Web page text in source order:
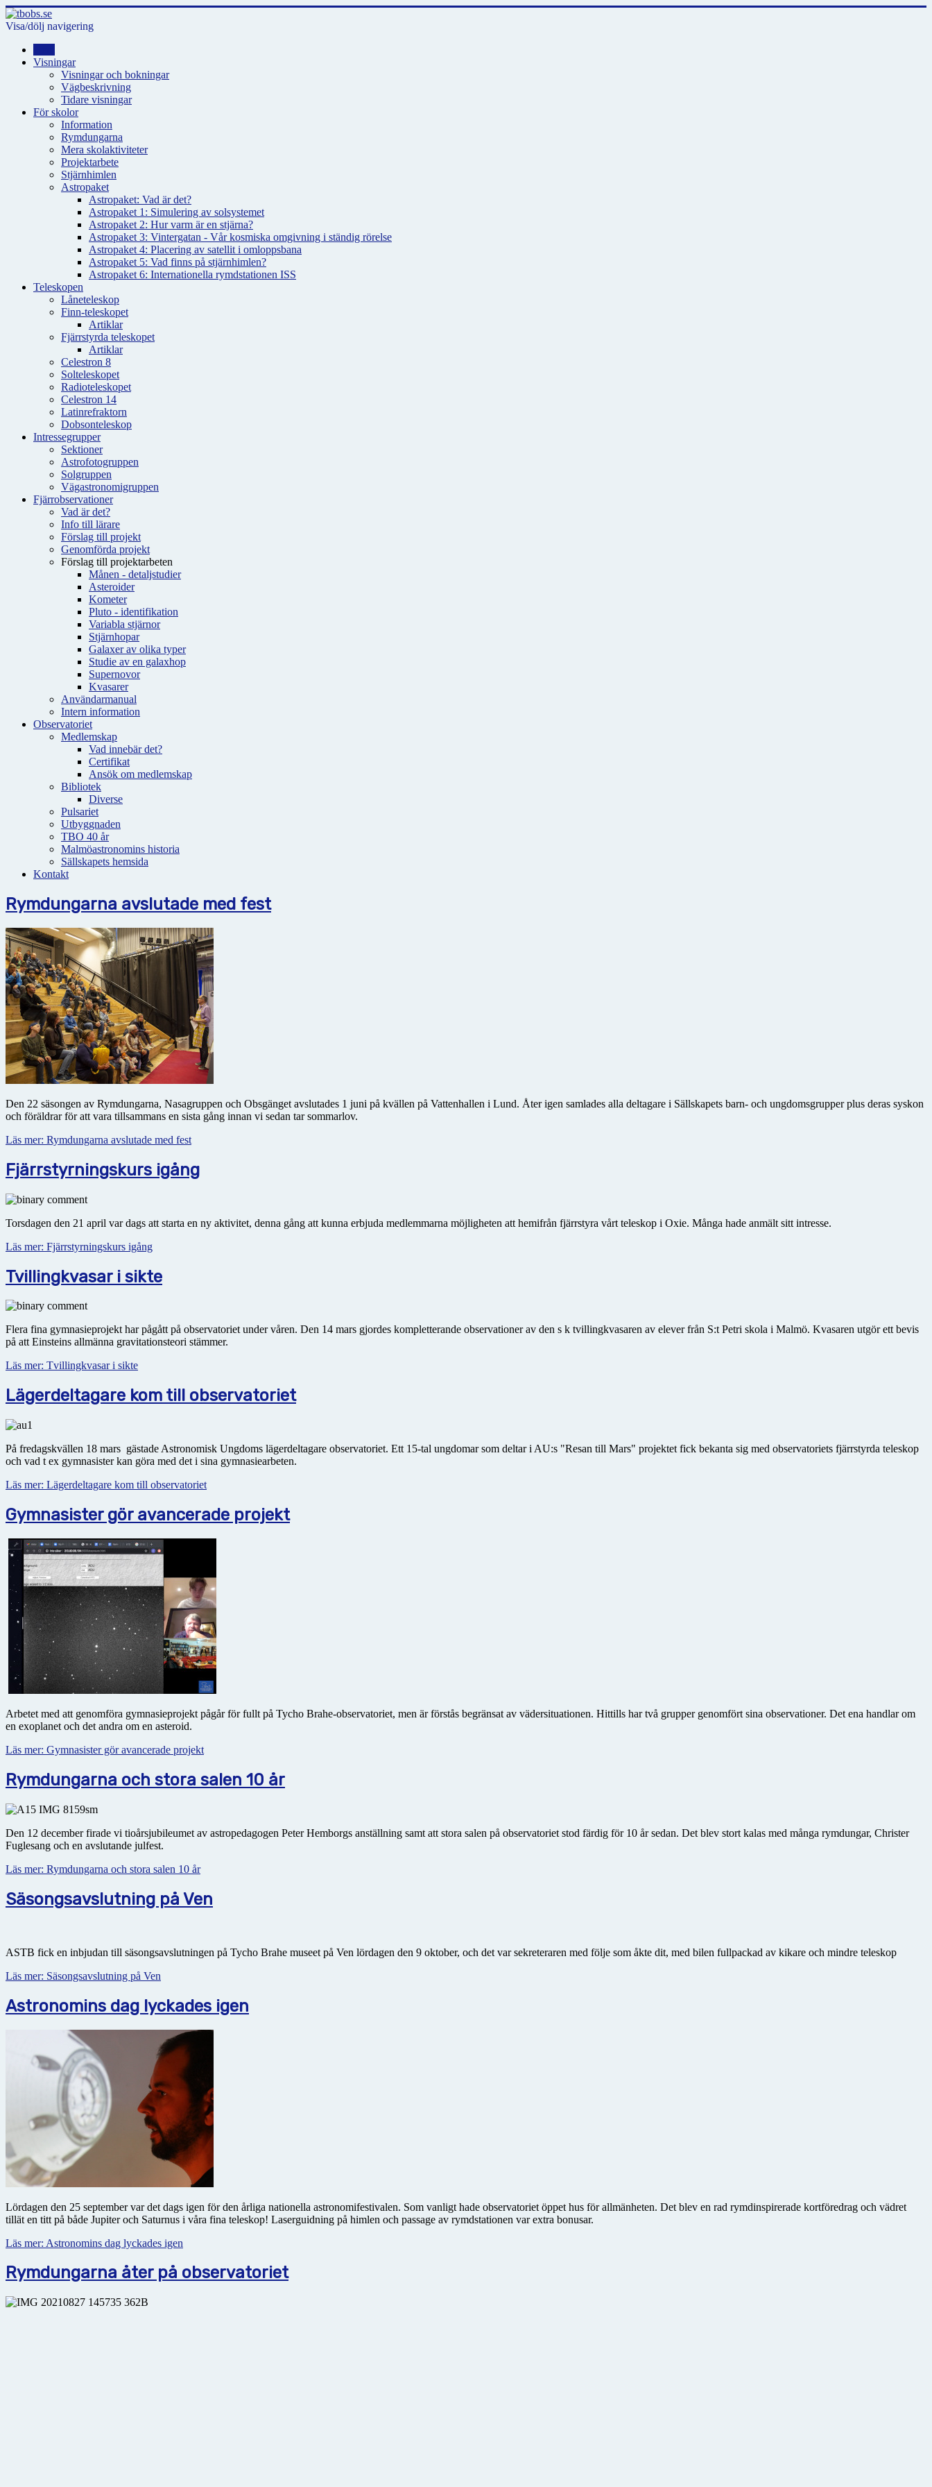
Visa/dölj navigering
Visningar
Visningar och bokningar
Vägbeskrivning
Tidare visningar
För skolor
Information
Rymdungarna
Mera skolaktiviteter
Projektarbete
Stjärnhimlen
Astropaket
Astropaket: Vad är det?
Astropaket 1: Simulering av solsystemet
Astropaket 2: Hur varm är en stjärna?
Astropaket 3: Vintergatan - Vår kosmiska omgivning i ständig rörelse
Astropaket 4: Placering av satellit i omloppsbana
Astropaket 5: Vad finns på stjärnhimlen?
Astropaket 6: Internationella rymdstationen ISS
Teleskopen
Låneteleskop
Finn-teleskopet
Artiklar
Fjärrstyrda teleskopet
Artiklar
Celestron 8
Solteleskopet
Radioteleskopet
Celestron 14
Latinrefraktorn
Dobsonteleskop
Intressegrupper
Sektioner
Astrofotogruppen
Solgruppen
Vägastronomigruppen
Fjärrobservationer
Vad är det?
Info till lärare
Förslag till projekt
Genomförda projekt
Förslag till projektarbeten
Månen - detaljstudier
Asteroider
Kometer
Pluto - identifikation
Variabla stjärnor
Stjärnhopar
Galaxer av olika typer
Studie av en galaxhop
Supernovor
Kvasarer
Användarmanual
Intern information
Observatoriet
Medlemskap
Vad innebär det?
Certifikat
Ansök om medlemskap
Bibliotek
Diverse
Pulsariet
Utbyggnaden
TBO 40 år
Malmöastronomins historia
Sällskapets hemsida
Kontakt
Rymdungarna avslutade med fest
Den 22 säsongen av Rymdungarna, Nasagruppen och Obsgänget avslutades 1 juni på kvällen på Vattenhallen i Lund. Åter igen samlades alla deltagare i Sällskapets barn- och ungdomsgrupper plus deras syskon
och föräldrar för att vara tillsammans en sista gång innan vi sedan tar sommarlov.
Läs mer: Rymdungarna avslutade med fest
Fjärrstyrningskurs igång
Torsdagen den 21 april var dags att starta en ny aktivitet, denna gång att kunna erbjuda medlemmarna möjligheten att hemifrån fjärrstyra vårt teleskop i Oxie. Många hade anmält sitt intresse.
Läs mer: Fjärrstyrningskurs igång
Tvillingkvasar i sikte
Flera fina gymnasieprojekt har pågått på observatoriet under våren. Den 14 mars gjordes kompletterande observationer av den s k tvillingkvasaren av elever från S:t Petri skola i Malmö. Kvasaren utgör ett bevis
på att Einsteins allmänna gravitationsteori stämmer.
Läs mer: Tvillingkvasar i sikte
Lägerdeltagare kom till observatoriet
På fredagskvällen 18 mars gästade Astronomisk Ungdoms lägerdeltagare observatoriet. Ett 15-tal ungdomar som deltar i AU:s "Resan till Mars" projektet fick bekanta sig med observatoriets fjärrstyrda teleskop
och vad t ex gymnasister kan göra med det i sina gymnasiearbeten.
Läs mer: Lägerdeltagare kom till observatoriet
Gymnasister gör avancerade projekt
Arbetet med att genomföra gymnasieprojekt pågår för fullt på Tycho Brahe-observatoriet, men är förstås begränsat av vädersituationen. Hittills har två grupper genomfört sina observationer. Det ena handlar om
en exoplanet och det andra om en asteroid.
Läs mer: Gymnasister gör avancerade projekt
Rymdungarna och stora salen 10 år
Den 12 december firade vi tioårsjubileumet av astropedagogen Peter Hemborgs anställning samt att stora salen på observatoriet stod färdig för 10 år sedan. Det blev stort kalas med många rymdungar, Christer
Fuglesang och en avslutande julfest.
Läs mer: Rymdungarna och stora salen 10 år
Säsongsavslutning på Ven
ASTB fick en inbjudan till säsongsavslutningen på Tycho Brahe museet på Ven lördagen den 9 oktober, och det var sekreteraren med följe som åkte dit, med bilen fullpackad av kikare och mindre teleskop
Läs mer: Säsongsavslutning på Ven
Astronomins dag lyckades igen
Lördagen den 25 september var det dags igen för den årliga nationella astronomifestivalen. Som vanligt hade observatoriet öppet hus för allmänheten. Det blev en rad rymdinspirerade kortföredrag och vädret
tillät en titt på både Jupiter och Saturnus i våra fina teleskop! Laserguidning på himlen och passage av rymdstationen var extra bonusar.
Läs mer: Astronomins dag lyckades igen
Rymdungarna åter på observatoriet